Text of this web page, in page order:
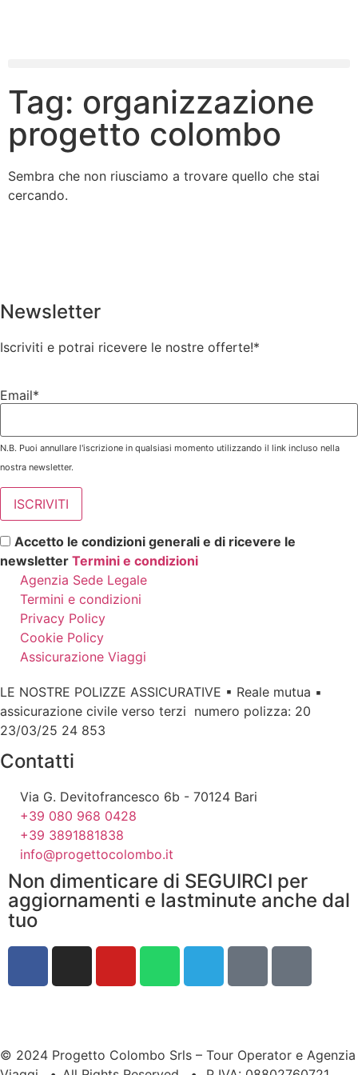
Tag: organizzazione
progetto colombo
Sembra che non riusciamo a trovare quello che stai
cercando.
Contatti
Via G. Devitofrancesco 6b - 70124 Bari
+39 080 968 0428
+39 3891881838
info@progettocolombo.it
Agenzia Sede Legale
Termini e condizioni
Privacy Policy
Cookie Policy
Assicurazione Viaggi
LE NOSTRE POLIZZE ASSICURATIVE ▪ Reale mutua ▪
assicurazione civile verso terzi numero polizza: 20
23/03/25 24 853
Newsletter
Iscriviti e potrai ricevere le nostre offerte!*
Email*
N.B. Puoi annullare l'iscrizione in qualsiasi momento utilizzando il link incluso nella
nostra newsletter.
Accetto le condizioni generali e di ricevere le
newsletter Termini e condizioni
Non dimenticare di SEGUIRCI per
aggiornamenti e lastminute anche dal
tuo
© 2024 Progetto Colombo Srls – Tour Operator e Agenzia